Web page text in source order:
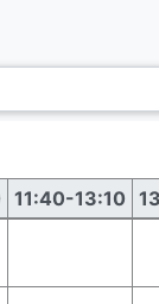
11:40-13:10